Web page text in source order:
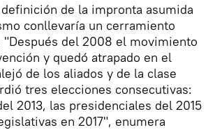
de la impronta asumida
conllevaría un cerramiento
del 2008 el movimiento
y quedó atrapado en el
de los aliados y de la clase
tres elecciones consecutivas:
2013, las presidenciales del 2015
en 2017", enumera